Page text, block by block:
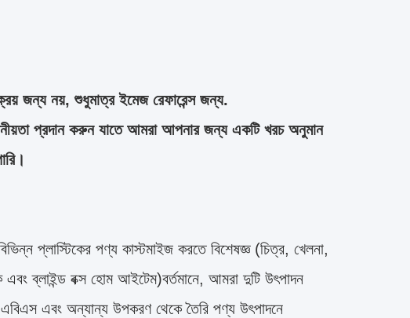
জন্য নয়, শুধুমাত্র ইমেজ রেফারেন্স জন্য.
প্রদান করুন যাতে আমরা আপনার জন্য একটি খরচ অনুমান
প্লাস্টিকের পণ্য কাস্টমাইজ করতে বিশেষজ্ঞ (চিত্র, খেলনা,
ব্লাইন্ড বক্স হোম আইটেম)বর্তমানে, আমরা দুটি উৎপাদন
এবিএস এবং অন্যান্য উপকরণ থেকে তৈরি পণ্য উৎপাদনে